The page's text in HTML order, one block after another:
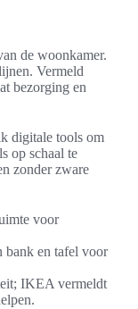
de woonkamer.
Vermeld
bezorging en
digitale tools om
op schaal te
zonder zware
voor
bank en tafel voor
IKEA vermeldt